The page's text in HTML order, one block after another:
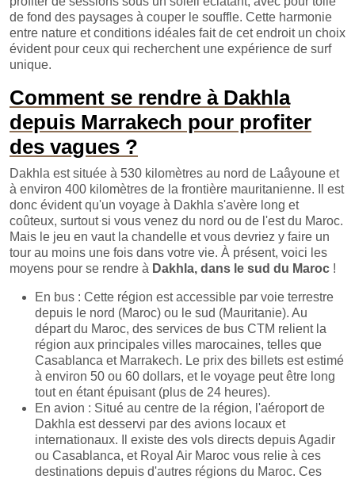
de fond des paysages à couper le souffle. Cette harmonie
entre nature et conditions idéales fait de cet endroit un choix
évident pour ceux qui recherchent une expérience de surf
unique.
Comment se rendre à Dakhla
depuis Marrakech pour profiter
des vagues ?
Dakhla est située à 530 kilomètres au nord de Laâyoune et
à environ 400 kilomètres de la frontière mauritanienne. Il est
donc évident qu'un voyage à Dakhla s'avère long et
coûteux, surtout si vous venez du nord ou de l'est du Maroc.
Mais le jeu en vaut la chandelle et vous devriez y faire un
tour au moins une fois dans votre vie. À présent, voici les
moyens pour se rendre à Dakhla, dans le sud du Maroc !
En bus : Cette région est accessible par voie terrestre
depuis le nord (Maroc) ou le sud (Mauritanie). Au
départ du Maroc, des services de bus CTM relient la
région aux principales villes marocaines, telles que
Casablanca et Marrakech. Le prix des billets est estimé
à environ 50 ou 60 dollars, et le voyage peut être long
tout en étant épuisant (plus de 24 heures).
En avion : Situé au centre de la région, l'aéroport de
Dakhla est desservi par des avions locaux et
internationaux. Il existe des vols directs depuis Agadir
ou Casablanca, et Royal Air Maroc vous relie à ces
destinations depuis d'autres régions du Maroc. Ces